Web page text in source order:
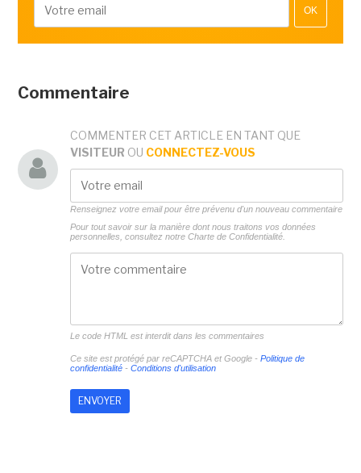
OK
Commentaire
COMMENTER CET ARTICLE EN TANT QUE
VISITEUR OU CONNECTEZ-VOUS
Renseignez votre email pour être prévenu d'un nouveau commentaire
Pour tout savoir sur la manière dont nous traitons vos données
personnelles, consultez notre Charte de Confidentialité.
Le code HTML est interdit dans les commentaires
Ce site est protégé par reCAPTCHA et Google - Politique de
confidentialité- Conditions d'utilisation